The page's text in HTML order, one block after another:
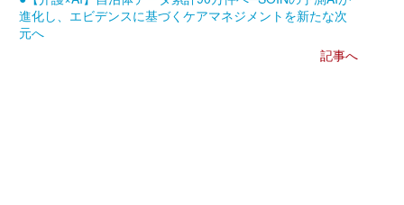
進化し、エビデンスに基づくケアマネジメントを新たな次
元へ
記事へ